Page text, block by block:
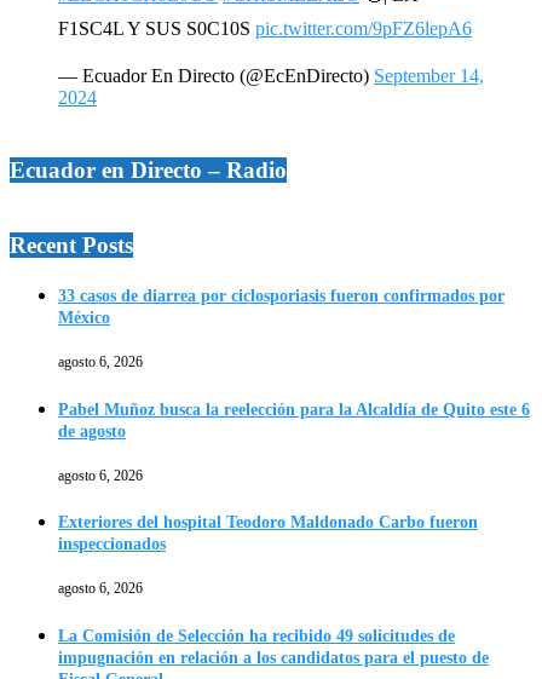
F1SC4L Y SUS S0C10S pic.twitter.com/9pFZ6lepA6
— Ecuador En Directo (@EcEnDirecto) September 14,
2024
Ecuador en Directo – Radio
Recent Posts
33 casos de diarrea por ciclosporiasis fueron confirmados por
México
agosto 6, 2026
Pabel Muñoz busca la reelección para la Alcaldía de Quito este 6
de agosto
agosto 6, 2026
Exteriores del hospital Teodoro Maldonado Carbo fueron
inspeccionados
agosto 6, 2026
La Comisión de Selección ha recibido 49 solicitudes de
impugnación en relación a los candidatos para el puesto de